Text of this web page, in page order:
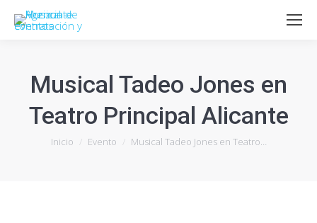
Musical Tadeo Jones en
Teatro Principal Alicante
Estás aquí:
Inicio Evento Musical Tadeo Jones en Teatro…